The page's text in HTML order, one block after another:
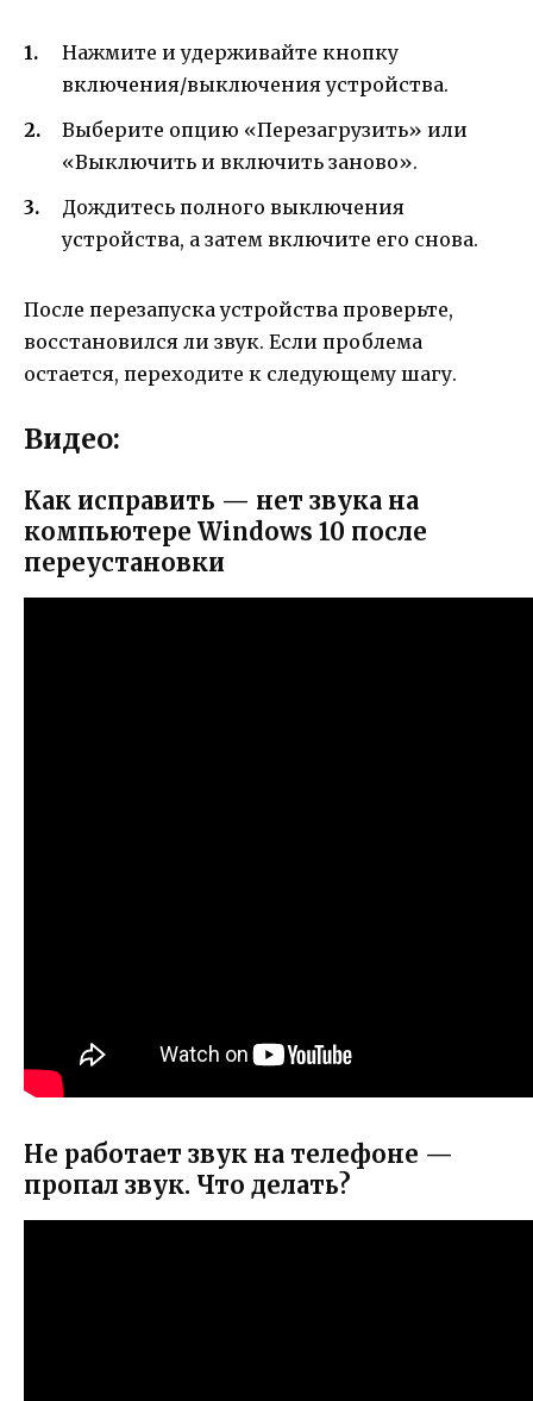
Нажмите и удерживайте кнопку
включения/выключения устройства.
Выберите опцию «Перезагрузить» или
«Выключить и включить заново».
Дождитесь полного выключения
устройства, а затем включите его снова.
После перезапуска устройства проверьте,
восстановился ли звук. Если проблема
остается, переходите к следующему шагу.
Видео:
Как исправить — нет звука на
компьютере Windows 10 после
переустановки
Не работает звук на телефоне —
пропал звук. Что делать?